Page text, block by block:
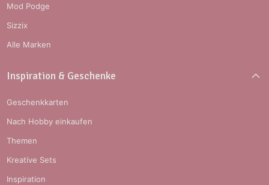
Mod Podge
Sizzix
Alle Marken
Inspiration & Geschenke
Geschenkkarten
Nach Hobby einkaufen
Themen
Kreative Sets
Inspiration